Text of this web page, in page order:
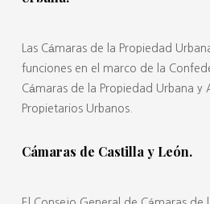
Las Cámaras de la Propiedad
funciones en el marco de la
Cámaras de la Propiedad Urbana y
Propietarios Urbanos.
Cámaras de Castilla y León.